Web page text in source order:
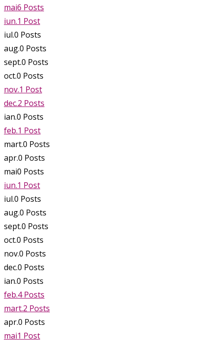
mai6 Posts
iun.1 Post
iul.0 Posts
aug.0 Posts
sept.0 Posts
oct.0 Posts
nov.1 Post
dec.2 Posts
ian.0 Posts
feb.1 Post
mart.0 Posts
apr.0 Posts
mai0 Posts
iun.1 Post
iul.0 Posts
aug.0 Posts
sept.0 Posts
oct.0 Posts
nov.0 Posts
dec.0 Posts
ian.0 Posts
feb.4 Posts
mart.2 Posts
apr.0 Posts
mai1 Post